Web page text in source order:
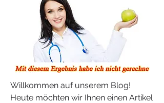
Willkommen auf unserem Blog!
Heute möchten wir Ihnen einen Artikel